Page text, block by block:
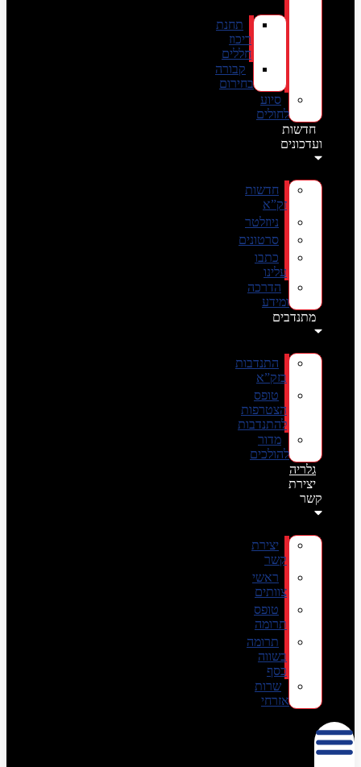
תחנת
ריכוז
חללים
קבורה
בחירום
סיוע
לחולים
חדשות
ועדכונים
חדשות
זק”א
ניוזלטר
סרטונים
כתבו
עלינו
הדרכה
ומידע
מתנדבים
התנדבות
בזק”א
טופס
הצטרפות
להתנדבות
מדור
להולכים
גלריה
יצירת
קשר
יצירת
קשר
ראשי
צוותים
טופס
תרומה
תרומה
בשווה
כסף
שרות
אזרחי